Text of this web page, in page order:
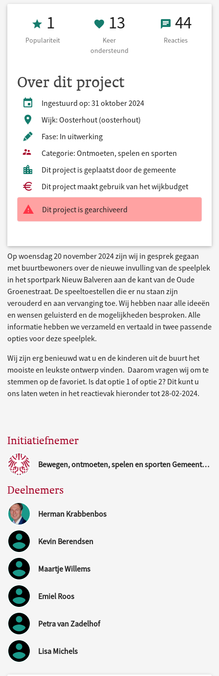
Populariteit 1
1
Populariteit
13 Keer
13
Keer
ondersteund
4444
Reacties
Over dit project
Ingestuurd op: 31 oktober 2024
Wijk: Oosterhout (oosterhout)
Fase: In uitwerking
Categorie: Ontmoeten, spelen en sporten
Dit project is geplaatst door de gemeente
Dit project maakt gebruik van het wijkbudget
Dit project is gearchiveerd
Op woensdag 20 november 2024 zijn wij in gesprek gegaan
met buurtbewoners over de nieuwe invulling van de speelplek
in het sportpark Nieuw Balveren aan de kant van de Oude
Groenestraat. De speeltoestellen die er nu staan zijn
verouderd en aan vervanging toe. Wij hebben naar alle ideeën
en wensen geluisterd en de mogelijkheden besproken. Alle
informatie hebben we verzameld en vertaald in twee passende
opties voor deze speelplek.
Wij zijn erg benieuwd wat u en de kinderen uit de buurt het
mooiste en leukste ontwerp vinden. Daarom vragen wij om te
stemmen op de favoriet. Is dat optie 1 of optie 2? Dit kunt u
ons laten weten in het reactievak hieronder tot 28-02-2024.
Initiatiefnemer
Bewegen, ontmoeten, spelen en sporten Gemeente Nijmegen
Deelnemers
Herman Krabbenbos
Kevin Berendsen
Maartje Willems
Emiel Roos
Petra van Zadelhof
Lisa Michels